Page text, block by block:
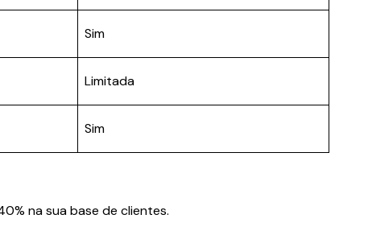
Sim
Limitada
Sim
na sua base de clientes.